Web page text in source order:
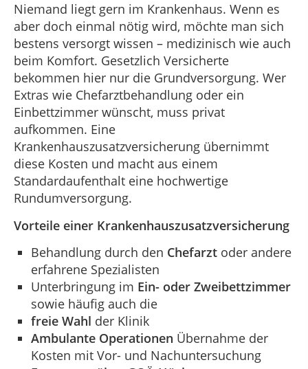
Niemand liegt gern im Krankenhaus. Wenn es
aber doch einmal nötig wird, möchte man sich
bestens versorgt wissen – medizinisch wie auch
beim Komfort. Gesetzlich Versicherte
bekommen hier nur die Grundversorgung. Wer
Extras wie Chefarztbehandlung oder ein
Einbettzimmer wünscht, muss privat
aufkommen. Eine
Krankenhauszusatzversicherung übernimmt
diese Kosten und macht aus einem
Standardaufenthalt eine hochwertige
Rundumversorgung.
Vorteile einer Krankenhauszusatzversicherung
Behandlung durch den Chefarzt oder andere
erfahrene Spezialisten
Unterbringung im Ein- oder Zweibettzimmer
sowie häufig auch die
freie Wahl der Klinik
Ambulante Operationen Übernahme der
Kosten mit Vor- und Nachuntersuchung